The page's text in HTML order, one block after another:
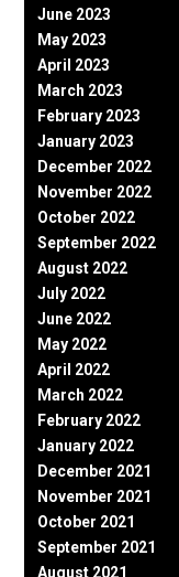
June 2023
May 2023
April 2023
March 2023
February 2023
January 2023
December 2022
November 2022
October 2022
September 2022
August 2022
July 2022
June 2022
May 2022
April 2022
March 2022
February 2022
January 2022
December 2021
November 2021
October 2021
September 2021
August 2021